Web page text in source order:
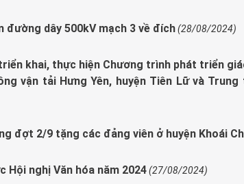
đường dây 500kV mạch 3 về đích(28/08/2024)
khai, thực hiện Chương trình phát triển
vận tải Hưng Yên, huyện Tiên Lữ và
đợt 2/9 tặng các đảng viên ở huyện Khoái
Hội nghị Văn hóa năm 2024(27/08/2024)